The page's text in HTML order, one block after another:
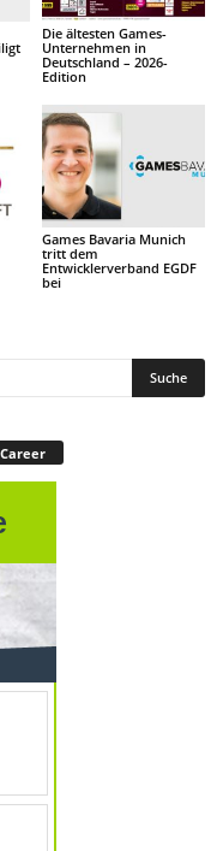
Die ältesten Games-
Unternehmen in
Deutschland – 2026-
Edition
Games Bavaria Munich
tritt dem
Entwicklerverband EGDF
bei